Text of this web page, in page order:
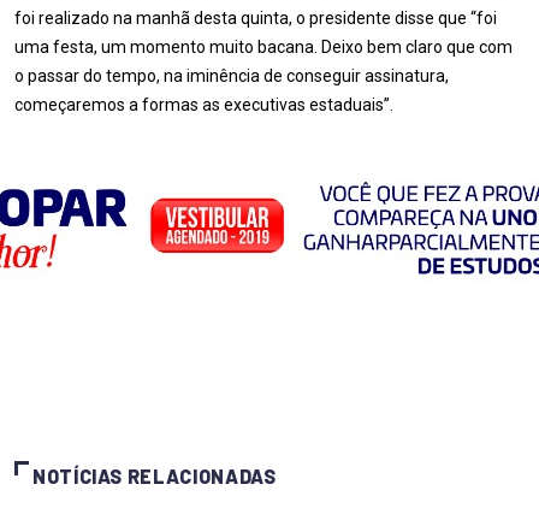
foi realizado na manhã desta quinta, o presidente disse que “foi
uma festa, um momento muito bacana. Deixo bem claro que com
o passar do tempo, na iminência de conseguir assinatura,
começaremos a formas as executivas estaduais”.
NOTÍCIAS RELACIONADAS